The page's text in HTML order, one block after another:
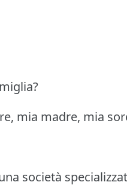
mia madre, mia
società